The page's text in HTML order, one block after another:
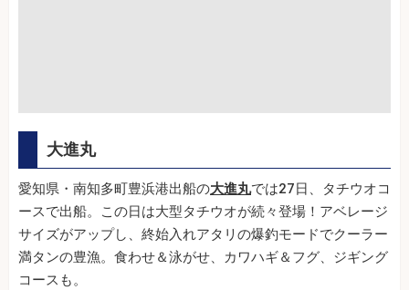
大進丸
愛知県・南知多町豊浜港出船の大進丸では27日、タチウオコ
ースで出船。この日は大型タチウオが続々登場！アベレージ
サイズがアップし、終始入れアタリの爆釣モードでクーラー
満タンの豊漁。食わせ＆泳がせ、カワハギ＆フグ、ジギング
コースも。